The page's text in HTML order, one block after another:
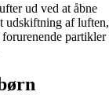
ud ved at åbne
udskiftning af luften,
partikler